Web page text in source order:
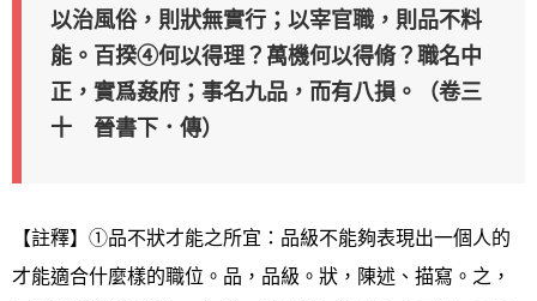
以治風俗，則狀無實行；以宰官職，則品不料
能。百揆④何以得理？萬機何以得脩？職名中
正，實爲姦府；事名九品，而有八損。（卷三
十 晉書下．傳）
【註釋】①品不狀才能之所宜：品級不能夠表現出一個人的
才能適合什麼樣的職位。品，品級。狀，陳述、描寫。之，